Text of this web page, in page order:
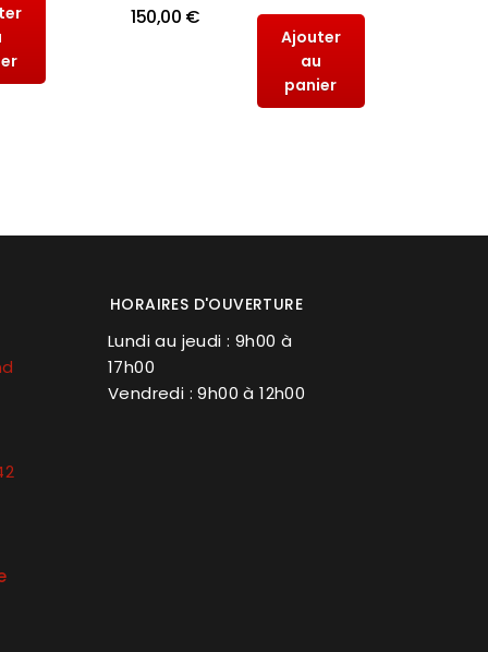
150,00 €
Ajouter
au
panier
HORAIRES D'OUVERTURE
Lundi au jeudi : 9h00 à
17h00
Vendredi : 9h00 à 12h00